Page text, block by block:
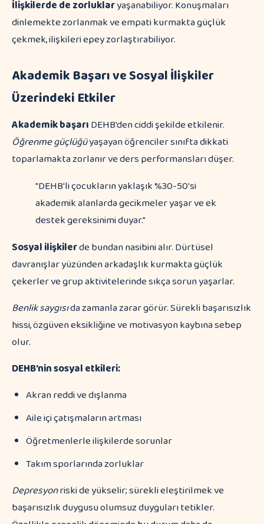
İlişkilerde de zorluklaryaşanabiliyor. Konuşmaları
dinlemekte zorlanmak ve empati kurmakta güçlük
çekmek, ilişkileri epey zorlaştırabiliyor.
Akademik Başarı ve Sosyal İlişkiler
Üzerindeki Etkiler
Akademik başarıDEHB'den ciddi şekilde etkilenir.
Öğrenme güçlüğüyaşayan öğrenciler sınıfta dikkati
toparlamakta zorlanır ve ders performansları düşer.
"DEHB'li çocukların yaklaşık %30-50'si
akademik alanlarda gecikmeler yaşar ve ek
destek gereksinimi duyar."
Sosyal ilişkilerde bundan nasibini alır. Dürtüsel
davranışlar yüzünden arkadaşlık kurmakta güçlük
çekerler ve grup aktivitelerinde sıkça sorun yaşarlar.
Benlik saygısıda zamanla zarar görür. Sürekli başarısızlık
hissi, özgüven eksikliğine ve motivasyon kaybına sebep
olur.
DEHB'nin sosyal etkileri:
Akran reddi ve dışlanma
Aile içi çatışmaların artması
Öğretmenlerle ilişkilerde sorunlar
Takım sporlarında zorluklar
Depresyonriski de yükselir; sürekli eleştirilmek ve
başarısızlık duygusu olumsuz duyguları tetikler.